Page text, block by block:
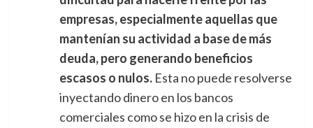
empresas, especialmente aquellas que
mantenían su actividad a base de más
deuda, pero generando beneficios
escasos o nulos. Esta no puede resolverse
inyectando dinero en los bancos
comerciales como se hizo en la crisis de